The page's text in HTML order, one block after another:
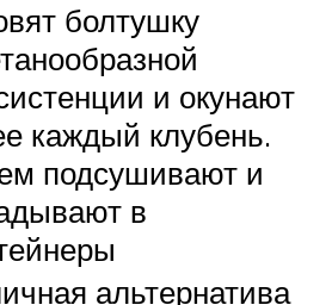
болтушку
и окунают
каждый клубень.
подсушивают и
в
альтернатива